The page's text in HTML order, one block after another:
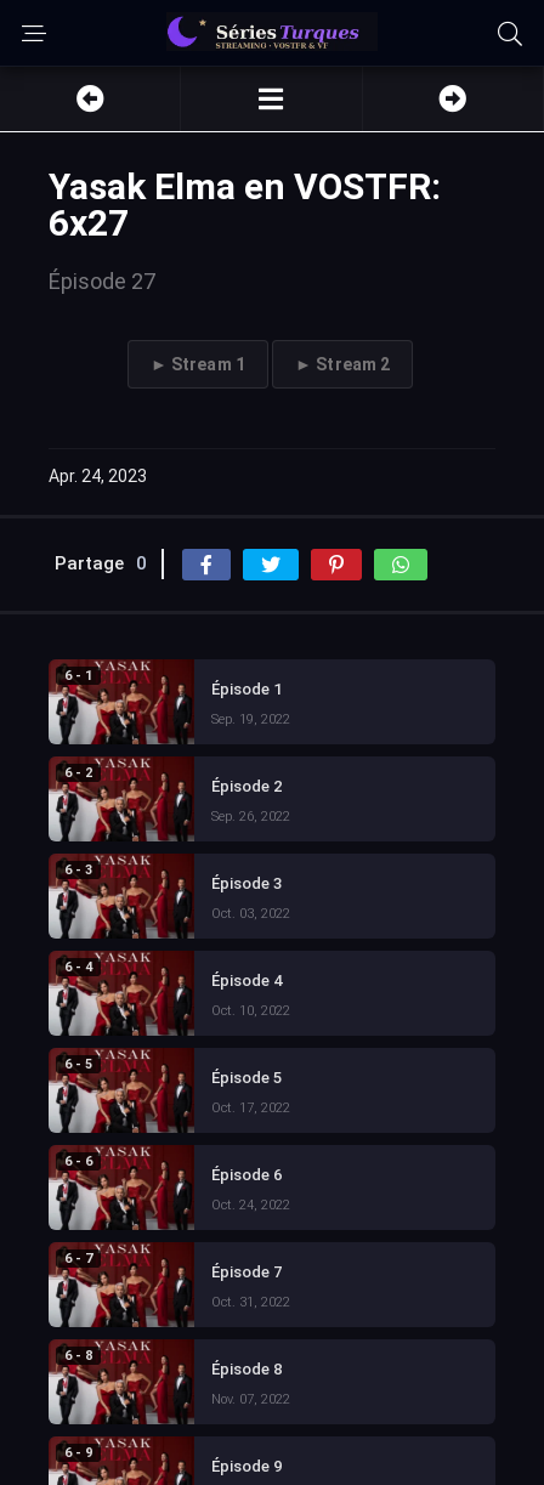
Yasak Elma en VOSTFR:
6x27
Épisode 27
► Stream 1 ► Stream 2
Apr. 24, 2023
Partage 0
6 - 1
Épisode 1
Sep. 19, 2022
6 - 2
Épisode 2
Sep. 26, 2022
6 - 3
Épisode 3
Oct. 03, 2022
6 - 4
Épisode 4
Oct. 10, 2022
6 - 5
Épisode 5
Oct. 17, 2022
6 - 6
Épisode 6
Oct. 24, 2022
6 - 7
Épisode 7
Oct. 31, 2022
6 - 8
Épisode 8
Nov. 07, 2022
6 - 9
Épisode 9